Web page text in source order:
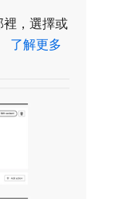
，選擇或
了解更多